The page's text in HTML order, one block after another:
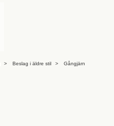
Beslag i äldre stil
Gångjärn